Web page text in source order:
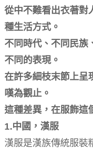
從中不難看出衣著對
種生活方式。
不同時代、不同民族
不同的表現。
在許多細枝末節上呈
嘆為觀止。
這種差異，在服飾這
1.中國，漢服
漢服是漢族傳統服裝